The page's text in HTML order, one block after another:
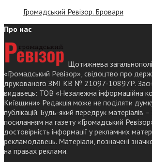
Громадський Ревізор. Бровари
Про нас
Щотижнева
«Громадський Ревізор», свідоцтво про
друкованого ЗМІ КВ № 21097-10897Р.
видавець: ТОВ «Незалежна інформаційна
Київщини» Редакція може не поділяти
публікацій. Будь-який передрук матеріалів
посиланням на газету «Громадський
достовірність інформації у рекламних
рекламодавець. Матеріали, позначені
на правах реклами.